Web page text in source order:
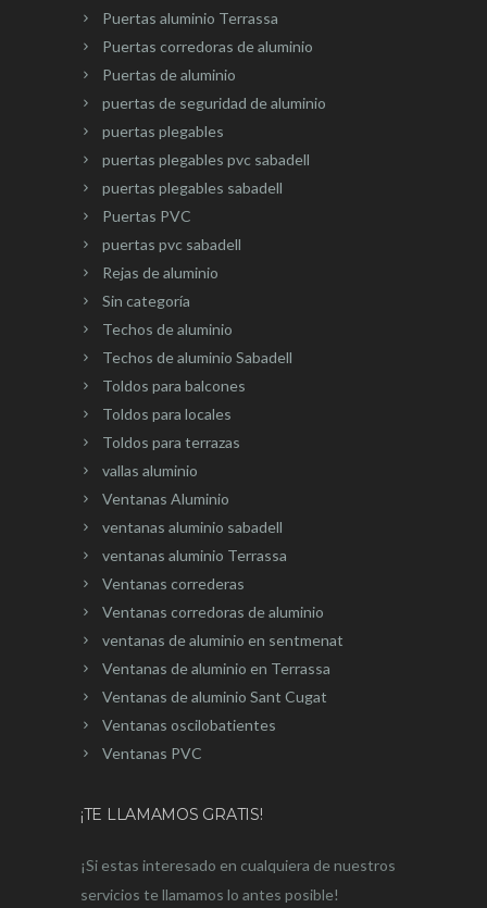
Puertas aluminio Terrassa
Puertas corredoras de aluminio
Puertas de aluminio
puertas de seguridad de aluminio
puertas plegables
puertas plegables pvc sabadell
puertas plegables sabadell
Puertas PVC
puertas pvc sabadell
Rejas de aluminio
Sin categoría
Techos de aluminio
Techos de aluminio Sabadell
Toldos para balcones
Toldos para locales
Toldos para terrazas
vallas aluminio
Ventanas Aluminio
ventanas aluminio sabadell
ventanas aluminio Terrassa
Ventanas correderas
Ventanas corredoras de aluminio
ventanas de aluminio en sentmenat
Ventanas de aluminio en Terrassa
Ventanas de aluminio Sant Cugat
Ventanas oscilobatientes
Ventanas PVC
¡TE LLAMAMOS GRATIS!
¡Si estas interesado en cualquiera de nuestros
servicios te llamamos lo antes posible!